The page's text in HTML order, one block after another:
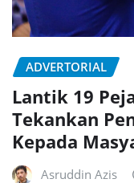
ADVERTORIAL
Lantik 19
Tekankan
Kepada
Asruddin Azis